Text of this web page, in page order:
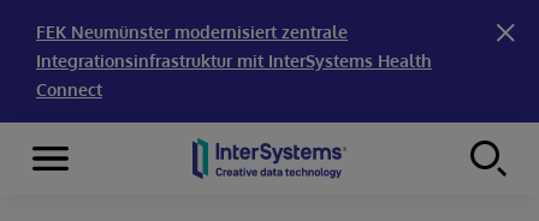
FEK Neumünster modernisiert zentrale
Integrationsinfrastruktur mit InterSystems Health
Connect
Skip to content
Menu